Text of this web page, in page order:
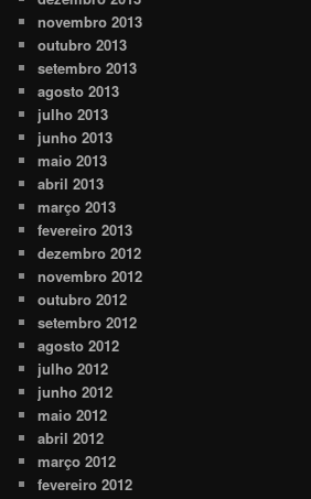
novembro 2013
outubro 2013
setembro 2013
agosto 2013
julho 2013
junho 2013
maio 2013
abril 2013
março 2013
fevereiro 2013
dezembro 2012
novembro 2012
outubro 2012
setembro 2012
agosto 2012
julho 2012
junho 2012
maio 2012
abril 2012
março 2012
fevereiro 2012